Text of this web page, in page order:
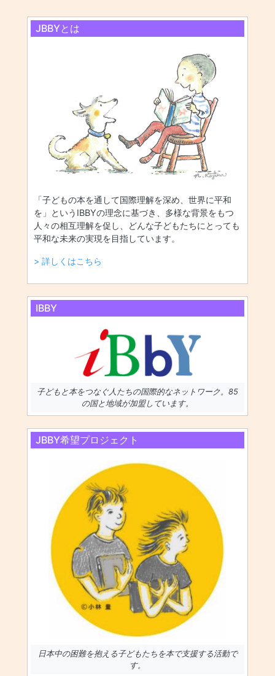
JBBYとは
「子どもの本を通して国際理解を深め、世界に平和
を」というIBBYの理念に基づき、多様な背景をもつ
人々の相互理解を促し、どんな子どもたちにとっても
平和な未来の実現を目指しています。
> 詳しくはこちら
IBBY
子どもと本をつなぐ人たちの国際的なネットワーク。85
の国と地域が加盟しています。
JBBY希望プロジェクト
日本中の困難を抱える子どもたちを本で支援する活動で
す。